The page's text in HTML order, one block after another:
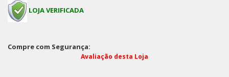
LOJA VERIFICADA
Compre com Segurança:
Avaliação desta Loja